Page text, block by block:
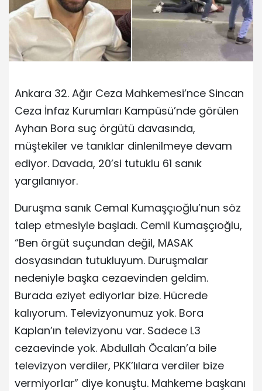
Ankara 32. Ağır Ceza Mahkemesi’nce Sincan
Ceza İnfaz Kurumları Kampüsü’nde görülen
Ayhan Bora suç örgütü davasında,
müştekiler ve tanıklar dinlenilmeye devam
ediyor. Davada, 20’si tutuklu 61 sanık
yargılanıyor.
Duruşma sanık Cemal Kumaşçıoğlu’nun söz
talep etmesiyle başladı. Cemil Kumaşçıoğlu,
“Ben örgüt suçundan değil, MASAK
dosyasından tutukluyum. Duruşmalar
nedeniyle başka cezaevinden geldim.
Burada eziyet ediyorlar bize. Hücrede
kalıyorum. Televizyonumuz yok. Bora
Kaplan’ın televizyonu var. Sadece L3
cezaevinde yok. Abdullah Öcalan’a bile
televizyon verdiler, PKK’lılara verdiler bize
vermiyorlar” diye konuştu. Mahkeme başkanı